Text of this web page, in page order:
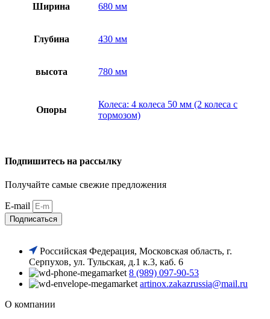
Ширина 680 мм
Глубина 430 мм
высота 780 мм
Опоры
Колеса: 4 колеса 50 мм (2 колеса с
тормозом)
Подпишитесь на рассылку
Получайте самые свежие предложения
E-mail
Подписаться
Российская Федерация, Московская область, г.
Серпухов, ул. Тульская, д.1 к.3, каб. 6
8 (989) 097-90-53
artinox.zakazrussia@mail.ru
О компании